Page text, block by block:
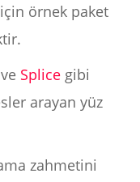
örnek paket
ve Splicegibi
arayan yüz
zahmetini